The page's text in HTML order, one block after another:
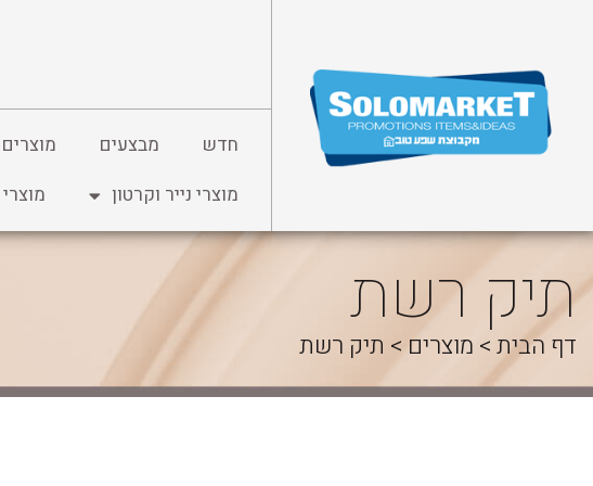
חדש מבצעים
מוצרי נייר וקרטון
תיק רשת
דף הבית> מוצרים > תיק רשת